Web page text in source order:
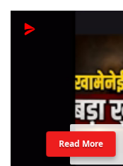
Read More